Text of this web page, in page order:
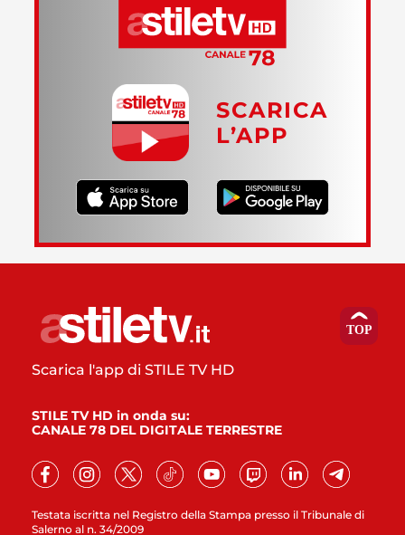
SCARICA
L’APP
Testata iscritta nel Registro della Stampa presso il Tribunale di
Salerno al n. 34/2009
Scarica l'app di STILE TV HD
STILE TV HD in onda su:
CANALE 78 DEL DIGITALE TERRESTRE